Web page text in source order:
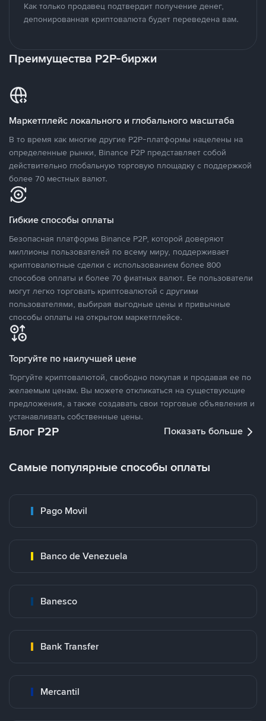
Как только продавец подтвердит получение денег,
депонированная криптовалюта будет переведена вам.
Преимущества P2P-биржи
Маркетплейс локального и глобального масштаба
В то время как многие другие P2P-платформы нацелены на
определенные рынки, Binance P2P представляет собой
действительно глобальную торговую площадку с поддержкой
более 70 местных валют.
Гибкие способы оплаты
Безопасная платформа Binance P2P, которой доверяют
миллионы пользователей по всему миру, поддерживает
криптовалютные сделки с использованием более 800
способов оплаты и более 70 фиатных валют. Ее пользователи
могут легко торговать криптовалютой с другими
пользователями, выбирая выгодные цены и привычные
способы оплаты на открытом маркетплейсе.
Торгуйте по наилучшей цене
Торгуйте криптовалютой, свободно покупая и продавая ее по
желаемым ценам. Вы можете откликаться на существующие
предложения, а также создавать свои торговые объявления и
устанавливать собственные цены.
Блог P2P Показать больше
Самые популярные способы оплаты
Pago Movil
Banco de Venezuela
Banesco
Bank Transfer
Mercantil